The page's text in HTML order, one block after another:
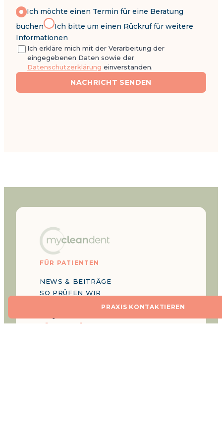
Ich möchte einen Termin für eine Beratung
buchen
Ich bitte um einen Rückruf für weitere
Informationen
Ich erkläre mich mit der Verarbeitung der
eingegebenen Daten sowie der
Datenschutzerklärung einverstanden.
NACHRICHT SENDEN
PRAXIS KONTAKTIEREN
FÜR PATIENTEN
NEWS & BEITRÄGE
SO PRÜFEN WIR